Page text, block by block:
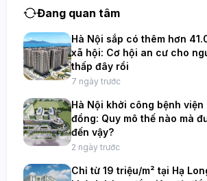
Đang quan tâm
Hà Nội sắp có thêm hơn
xã hội: Cơ hội an cư cho
thấp đây rồi
7 ngày trước
Hà Nội khởi công bệnh viện
đồng: Quy mô thế nào mà
đến vậy?
2 ngày trước
Chỉ từ 19 triệu/m² tại Hạ